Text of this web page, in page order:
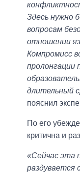
Здесь нужно
вопросам
отношении
Компромисс
пролонгации
длительный
пояснил
По его
критична и
«Сейчас эта
раздувается